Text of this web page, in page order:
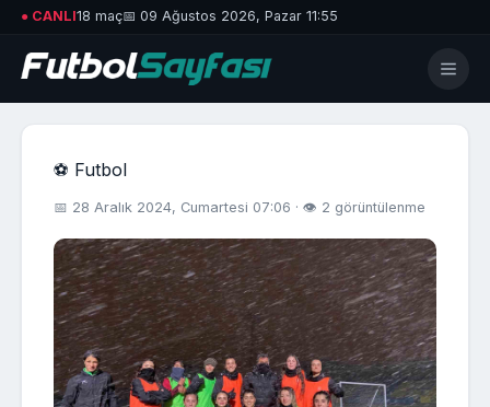
● CANLI18 maç📅 09 Ağustos 2026, Pazar 11:55
⚽ Futbol
📅 28 Aralık 2024, Cumartesi 07:06 · 👁 2 görüntülenme